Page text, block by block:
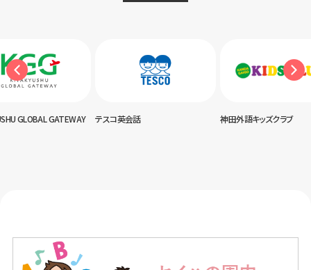
GLOBAL GATEWAY テスコ英会話 神田外語キッズクラブ